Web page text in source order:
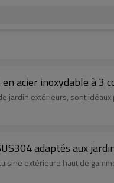
acier inoxydable à 3
jardin extérieurs, sont
adaptés aux
extérieure haut de